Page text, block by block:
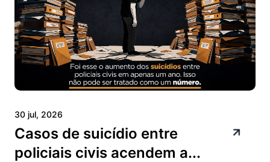
30 jul, 2026
Casos de suicídio entre
policiais civis acendem a...